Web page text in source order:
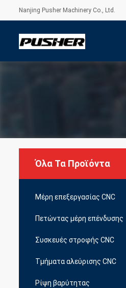
Nanjing Pusher Machinery Co., Ltd.
Όλα Τα Προϊόντα
Μέρη επεξεργασίας CNC
Πετώντας μέρη επένδυσης
Συσκευές στροφής CNC
Τμήματα αλεύρισης CNC
Ρίψη βαρύτητας